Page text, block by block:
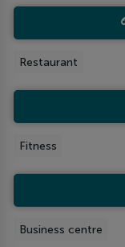
Restaurant
Fitness
Business centre